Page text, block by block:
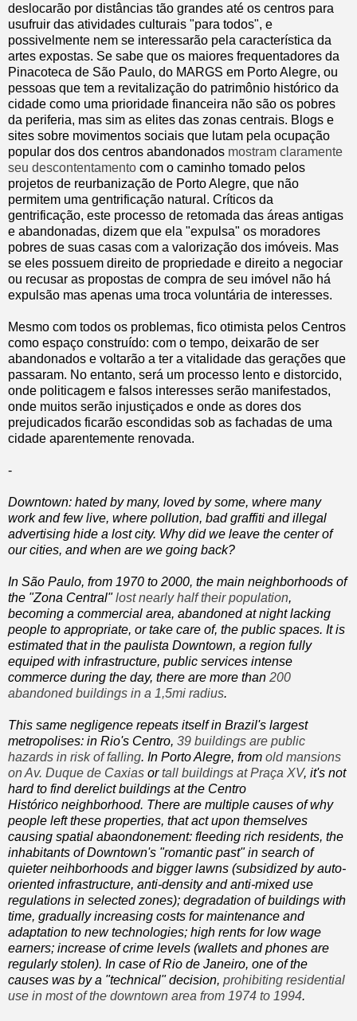
deslocarão por distâncias tão grandes até os centros para
usufruir das atividades culturais "para todos", e
possivelmente nem se interessarão pela característica da
artes expostas. Se sabe que os maiores frequentadores da
Pinacoteca de São Paulo, do MARGS em Porto Alegre, ou
pessoas que tem a revitalização do patrimônio histórico da
cidade como uma prioridade financeira não são os pobres
da periferia, mas sim as elites das zonas centrais. Blogs e
sites sobre movimentos sociais que lutam pela ocupação
popular dos dos centros abandonados mostram claramente
seu descontentamento com o caminho tomado pelos
projetos de reurbanização de Porto Alegre, que não
permitem uma gentrificação natural. Críticos da
gentrificação, este processo de retomada das áreas antigas
e abandonadas, dizem que ela "expulsa" os moradores
pobres de suas casas com a valorização dos imóveis. Mas
se eles possuem direito de propriedade e direito a negociar
ou recusar as propostas de compra de seu imóvel não há
expulsão mas apenas uma troca voluntária de interesses.
Mesmo com todos os problemas, fico otimista pelos Centros
como espaço construído: com o tempo, deixarão de ser
abandonados e voltarão a ter a vitalidade das gerações que
passaram. No entanto, será um processo lento e distorcido,
onde politicagem e falsos interesses serão manifestados,
onde muitos serão injustiçados e onde as dores dos
prejudicados ficarão escondidas sob as fachadas de uma
cidade aparentemente renovada.
-
Downtown: hated by many, loved by some, where many
work and few live, where pollution, bad graffiti and illegal
advertising hide a lost city. Why did we leave the center of
our cities, and when are we going back?
In São Paulo, from 1970 to 2000, the main neighborhoods of
the "Zona Central"lost nearly half their population,
becoming a commercial area, abandoned at night lacking
people to appropriate, or take care of, the public spaces. It is
estimated that in the paulista Downtown, a region fully
equiped with infrastructure, public services intense
commerce during the day, there are more than 200
abandoned buildings in a 1,5mi radius.
This same negligence repeats itself in Brazil's largest
metropolises: in Rio's Centro, 39 buildings are public
hazards in risk of falling. In Porto Alegre, from old mansions
on Av. Duque de Caxias ortall buildings at Praça XV, it's not
hard to find derelict buildings at the Centro
Histórico neighborhood. There are multiple causes of why
people left these properties, that act upon themselves
causing spatial abaondonement: fleeding rich residents, the
inhabitants of Downtown's "romantic past" in search of
quieter neihborhoods and bigger lawns (subsidized by auto-
oriented infrastructure, anti-density and anti-mixed use
regulations in selected zones); degradation of buildings with
time, gradually increasing costs for maintenance and
adaptation to new technologies; high rents for low wage
earners; increase of crime levels (wallets and phones are
regularly stolen). In case of Rio de Janeiro, one of the
causes was by a "technical" decision, prohibiting residential
use in most of the downtown area from 1974 to 1994.